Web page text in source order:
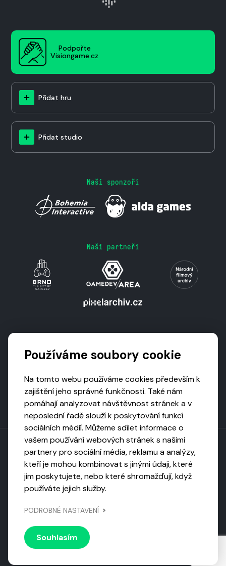
Podpořte
Visiongame.cz
Přidat hru
Přidat studio
Naši sponzoři
Naši partneři
Toto dílo podléhá licenci CC BY-NC-ND
Uveďte původ, neužívejte komerčně, nezpracovávejte.
Národní knihovnou ČR
© 2026 Visiongame. Všechna práva vyhrazena.
Používáme soubory cookie
Na tomto webu používáme cookies především k
zajištění jeho správné funkčnosti. Také nám
pomáhají analyzovat návštěvnost stránek a v
neposlední řadě slouží k poskytování funkcí
sociálních médií. Můžeme sdílet informace o
vašem používání webových stránek s našimi
partnery pro sociální média, reklamu a analýzy,
kteří je mohou kombinovat s jinými údaji, které
jim poskytujete, nebo které shromažďují, když
používáte jejich služby.
PODROBNÉ NASTAVENÍ
Souhlasím